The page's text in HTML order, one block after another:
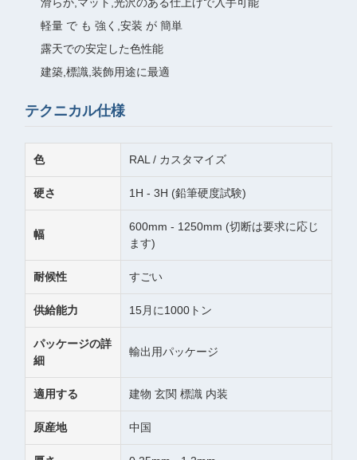
軽量 で も 強く,安装 が 簡単
露天での安定した色性能
建築,標識,装飾用途に最適
テクニカル仕様
色 RAL / カスタマイズ
硬さ 1H - 3H (鉛筆硬度試験)
幅
600mm - 1250mm (切断は要求に応じ
ます)
耐候性 すごい
供給能力 15月に1000トン
パッケージの詳
細
輸出用パッケージ
適用する 建物 玄関 標識 内装
原産地 中国